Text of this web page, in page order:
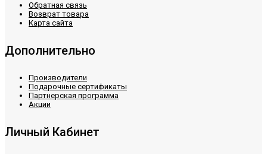
Обратная связь
Возврат товара
Карта сайта
Дополнительно
Производители
Подарочные сертификаты
Партнерская программа
Акции
Личный Кабинет